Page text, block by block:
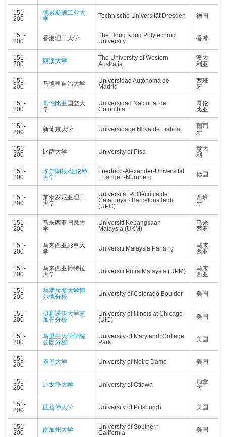
151-
200
德累斯顿工业大
学
Technische Universität Dresden 德国
151-
200
香港理工大学
The Hong Kong Polytechnic
University
香港
151-
200
西澳大学
The University of Western
Australia
澳大
利亚
151-
200
马德里自治大学
Universidad Autónoma de
Madrid
西班
牙
151-
200
哥伦比亚 国立大
学
Universidad Nacional de
Colombia
哥伦
比亚
151-
200
新葡京大学 Universidade Nova de Lisboa
葡萄
牙
151-
200
比萨大学 University of Pisa
意大
利
151-
200
埃尔朗根-纽伦堡
大学
Friedrich-Alexander-Universität
Erlangen-Nürnberg
德国
151-
200
加泰罗尼亚理工
大学
Universitat Politècnica de
Catalunya · BarcelonaTech
(UPC)
西班
牙
151-
200
马来西亚国民大
学
Universiti Kebangsaan
Malaysia (UKM)
马来
西亚
151-
200
马来西亚彭亨大
学
Universiti Malaysia Pahang
马来
西亚
151-
200
马来西亚博特拉
大学
Universiti Putra Malaysia (UPM)
马来
西亚
151-
200
科罗拉多大学博
尔德分校
University of Colorado Boulder 美国
151-
200
伊利诺伊大学芝
加哥分校
University of Illinois at Chicago
(UIC)
美国
151-
200
马里兰大学学院
公园分校
University of Maryland, College
Park
美国
151-
200
圣母大学 University of Notre Dame 美国
151-
200
渥太华大学 University of Ottawa
加拿
大
151-
200
匹兹堡大学 University of Pittsburgh 美国
151-
200
南加州大学
University of Southern
California
美国